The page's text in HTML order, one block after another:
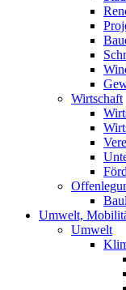
Wirtschaft
Umwelt,
Umwelt